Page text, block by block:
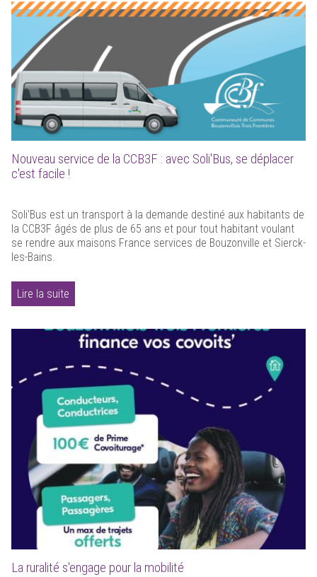
Nouveau service de la CCB3F : avec Soli'Bus, se déplacer
c'est facile !
Soli'Bus est un transport à la demande destiné aux habitants de
la CCB3F âgés de plus de 65 ans et pour tout habitant voulant
se rendre aux maisons France services de Bouzonville et Sierck-
les-Bains.
Lire la suite
La ruralité s'engage pour la mobilité